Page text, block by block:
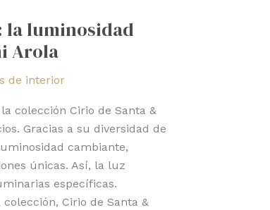
la luminosidad
Arola
de interior
colección Cirio de Santa &
Gracias a su diversidad de
cambiante,
únicas. Así, la luz
específicas.
Cirio de Santa &